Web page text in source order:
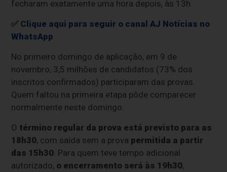
fecharam exatamente uma hora depois, às 13h.
✅ Clique aqui para seguir o canal AJ Notícias no
WhatsApp
No primeiro domingo de aplicação, em 9 de
novembro, 3,5 milhões de candidatos (73% dos
inscritos confirmados) participaram das provas.
Quem faltou na primeira etapa pôde comparecer
normalmente neste domingo.
O término regular da prova está previsto para as
18h30, com saída sem a prova permitida a partir
das 15h30 . Para quem teve tempo adicional
autorizado, o encerramento será às 19h30,